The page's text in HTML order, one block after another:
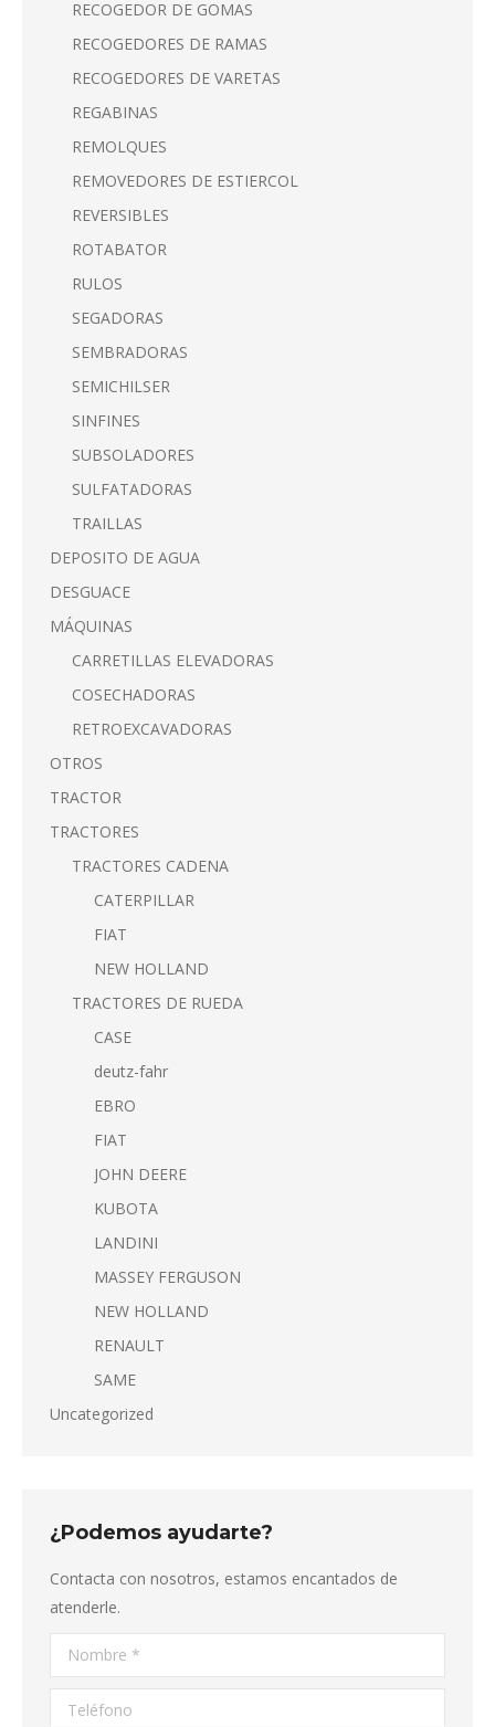
RECOGEDOR DE GOMAS
RECOGEDORES DE RAMAS
RECOGEDORES DE VARETAS
REGABINAS
REMOLQUES
REMOVEDORES DE ESTIERCOL
REVERSIBLES
ROTABATOR
RULOS
SEGADORAS
SEMBRADORAS
SEMICHILSER
SINFINES
SUBSOLADORES
SULFATADORAS
TRAILLAS
DEPOSITO DE AGUA
DESGUACE
MÁQUINAS
CARRETILLAS ELEVADORAS
COSECHADORAS
RETROEXCAVADORAS
OTROS
TRACTOR
TRACTORES
TRACTORES CADENA
CATERPILLAR
FIAT
NEW HOLLAND
TRACTORES DE RUEDA
CASE
deutz-fahr
EBRO
FIAT
JOHN DEERE
KUBOTA
LANDINI
MASSEY FERGUSON
NEW HOLLAND
RENAULT
SAME
Uncategorized
¿Podemos ayudarte?
Contacta con nosotros, estamos encantados de
atenderle.
Nombre *
Teléfono